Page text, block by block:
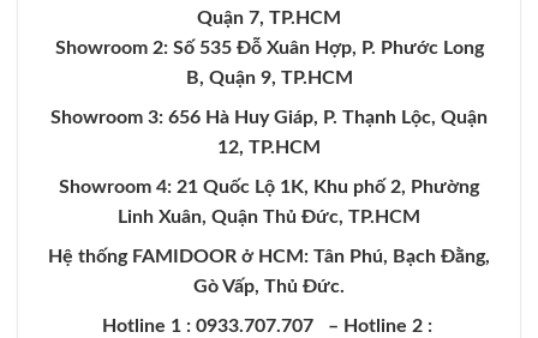
Quận 7, TP.HCM
Showroom 2: Số 535 Đỗ Xuân Hợp, P. Phước Long
B, Quận 9, TP.HCM
Showroom 3: 656 Hà Huy Giáp, P. Thạnh Lộc, Quận
12, TP.HCM
Showroom 4: 21 Quốc Lộ 1K, Khu phố 2, Phường
Linh Xuân, Quận Thủ Đức, TP.HCM
Hệ thống FAMIDOOR ở HCM: Tân Phú, Bạch Đằng,
Gò Vấp, Thủ Đức.
Hotline 1 : 0933.707.707 – Hotline 2 :